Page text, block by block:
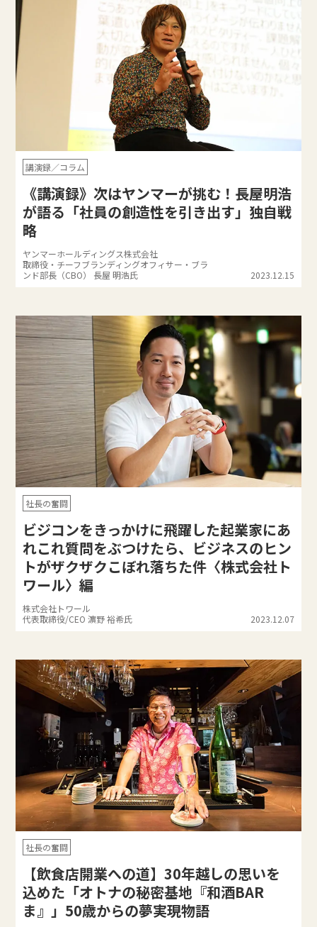
講演録／コラム
《講演録》次はヤンマーが挑む！長屋明浩
が語る「社員の創造性を引き出す」独自戦
略
ヤンマーホールディングス株式会社
取締役・チーフブランディングオフィサー・ブラ
ンド部長（CBO） 長屋 明浩氏
2023.12.15
社長の奮闘
ビジコンをきっかけに飛躍した起業家にあ
れこれ質問をぶつけたら、ビジネスのヒン
トがザクザクこぼれ落ちた件〈株式会社ト
ワール〉編
株式会社トワール
代表取締役/CEO 濵野 裕希氏
2023.12.07
社長の奮闘
【飲食店開業への道】30年越しの思いを
込めた「オトナの秘密基地『和酒BAR
ま』」50歳からの夢実現物語